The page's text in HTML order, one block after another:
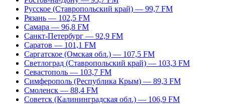
Русское (Ставропольский край) — 99,7 FM
Рязань — 102,5 FM
Самара — 96,8 FM
Санкт-Петербург — 92,9 FM
Саратов — 101,1 FM
Саргатское (Омская обл.) — 107,5 FM
Светлоград (Ставропольский край) — 103,3 FM
Севастополь — 103,7 FM
Симферополь (Республика Крым) — 89,3 FM
Смоленск — 88,4 FM
Советск (Калининградская обл.) — 106,9 FM